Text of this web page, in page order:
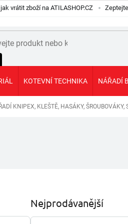
vrátit zboží na ATILASHOP.CZ
KOTEVNÍ TECHNIKA NÁŘADÍ
KNIPEX, KLEŠTĚ, HASÁKY, ŠROUBOVÁKY,
Nejprodávanější